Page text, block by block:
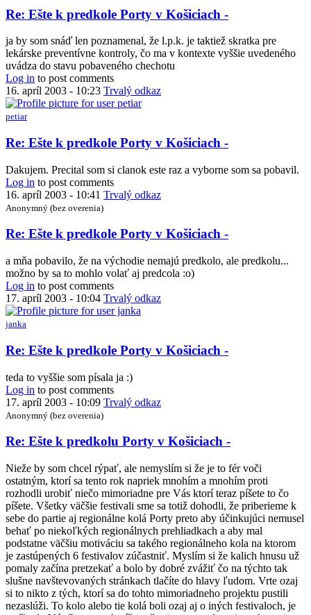
Re: Ešte k predkole Porty v Košiciach -
ja by som snáď len poznamenal, že l.p.k. je taktiež skratka pre
lekárske preventívne kontroly, čo ma v kontexte vyššie uvedeného
uvádza do stavu pobaveného chechotu
Log in to post comments
16. apríl 2003 - 10:23 Trvalý odkaz
petiar
In
reply
to
Re:
Ešte
k
predkole
Porty
v
-
by
7110156064
Re: Ešte k predkole Porty v Košiciach -
Dakujem. Precital som si clanok este raz a vyborne som sa pobavil.
Log in to post comments
16. apríl 2003 - 10:41 Trvalý odkaz
Anonymný (bez overenia)
In
reply
Re:
Ešte
k
predkole
Porty
v
Košiciach
-
petiar
Re: Ešte k predkole Porty v Košiciach -
a mňa pobavilo, že na východie nemajú predkolo, ale predkolu...
možno by sa to mohlo volať aj predcola :o)
Log in to post comments
17. apríl 2003 - 10:04 Trvalý odkaz
janka
In
reply
to
Re:
Ešte
k
predkole
Porty
v
-
by
Anonymný
(bez
overenia)
Re: Ešte k predkole Porty v Košiciach -
teda to vyššie som písala ja :)
Log in to post comments
17. apríl 2003 - 10:09 Trvalý odkaz
Anonymný (bez overenia)
Re: Ešte k predkolu Porty v Košiciach -
Nieže by som chcel rýpať, ale nemyslím si že je to fér voči
ostatným, ktorí sa tento rok napriek mnohím a mnohím proti
rozhodli urobiť niečo mimoriadne pre Vás ktorí teraz píšete to čo
píšete. Všetky väčšie festivali sme sa totiž dohodli, že priberieme k
sebe do partie aj regionálne kolá Porty preto aby účinkujúci nemusel
behať po niekoľkých regionálnych prehliadkach a aby mal
podstatne väčšiu motiváciu sa takého regionálneho kola na ktorom
je zastúpených 6 festivalov zúčastniť. Myslím si že kalich hnusu už
pomaly začína pretzekať a bolo by dobré zvážiť čo na týchto tak
slušne navštevovaných stránkach tlačíte do hlavy ľudom. Vrte ozaj
si to nikto z tých, ktorí sa do tohto mimoriadneho projektu pustili
nezaslúži. To kolo alebo tie kolá boli ozaj aj o iných festivaloch, je